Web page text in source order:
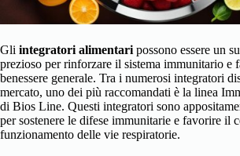
Gli integratori alimentari possono essere un
prezioso per rinforzare il sistema immunitario e
benessere generale. Tra i numerosi integratori
mercato, uno dei più raccomandati è la linea
di Bios Line. Questi integratori sono
per sostenere le difese immunitarie e favorire il
funzionamento delle vie respiratorie.